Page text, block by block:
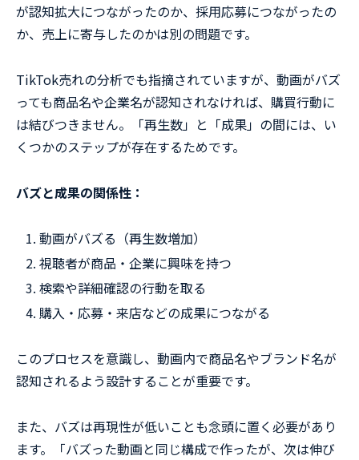
が認知拡大につながったのか、採用応募につながったの
か、売上に寄与したのかは別の問題です。
TikTok売れの分析でも指摘されていますが、動画がバズ
っても商品名や企業名が認知されなければ、購買行動に
は結びつきません。「再生数」と「成果」の間には、い
くつかのステップが存在するためです。
バズと成果の関係性：
動画がバズる（再生数増加）
視聴者が商品・企業に興味を持つ
検索や詳細確認の行動を取る
購入・応募・来店などの成果につながる
このプロセスを意識し、動画内で商品名やブランド名が
認知されるよう設計することが重要です。
また、バズは再現性が低いことも念頭に置く必要があり
ます。「バズった動画と同じ構成で作ったが、次は伸び